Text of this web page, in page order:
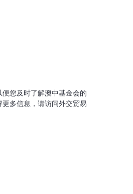
您及时了解澳中基金会的
多信息，请访问外交贸易